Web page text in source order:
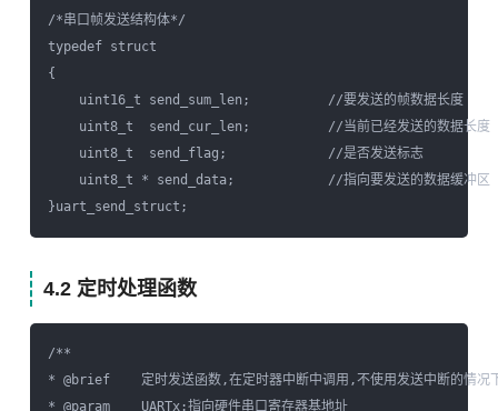
/*串口帧发送结构体*/
typedef struct
{
uint16_t send_sum_len;          //要发送的帧数据长度
uint8_t  send_cur_len;          //当前已经发送的数据长
uint8_t  send_flag;             //是否发送标志
uint8_t * send_data;            //指向要发送的数据缓冲
4.2 定时处理函数
/**
* @brief    定时发送函数,在定时器中断中调用,不使用发送中断的情况
* @param    UARTx:指向硬件串口寄存器基地址